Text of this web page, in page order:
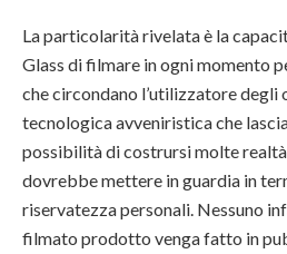
La particolarità rivelata è la
Glass di filmare in ogni momento
che circondano l’utilizzatore degli
tecnologica avveniristica che
possibilità di costrursi molte
dovrebbe mettere in guardia in
riservatezza personali. Nessuno
filmato prodotto venga fatto in